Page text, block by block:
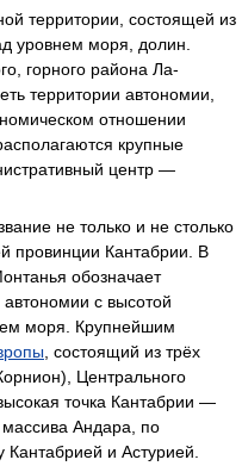
территории, состоящей из
уровнем моря, долин.
горного района Ла-
территории автономии,
отношении
крупные
центр —
не только и не столько
провинции Кантабрии. В
обозначает
с высотой
моря. Крупнейшим
, состоящий из трёх
Центрального
точка Кантабрии —
Андара, по
и Астурией.